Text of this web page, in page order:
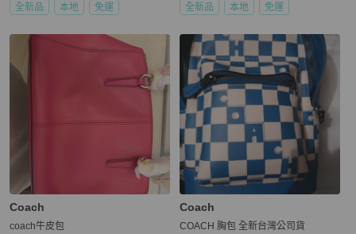
全新品 本地 免運 全新品 本地 免運
Coach
coach牛皮包
Coach
COACH 胸包 全新台灣公司貨